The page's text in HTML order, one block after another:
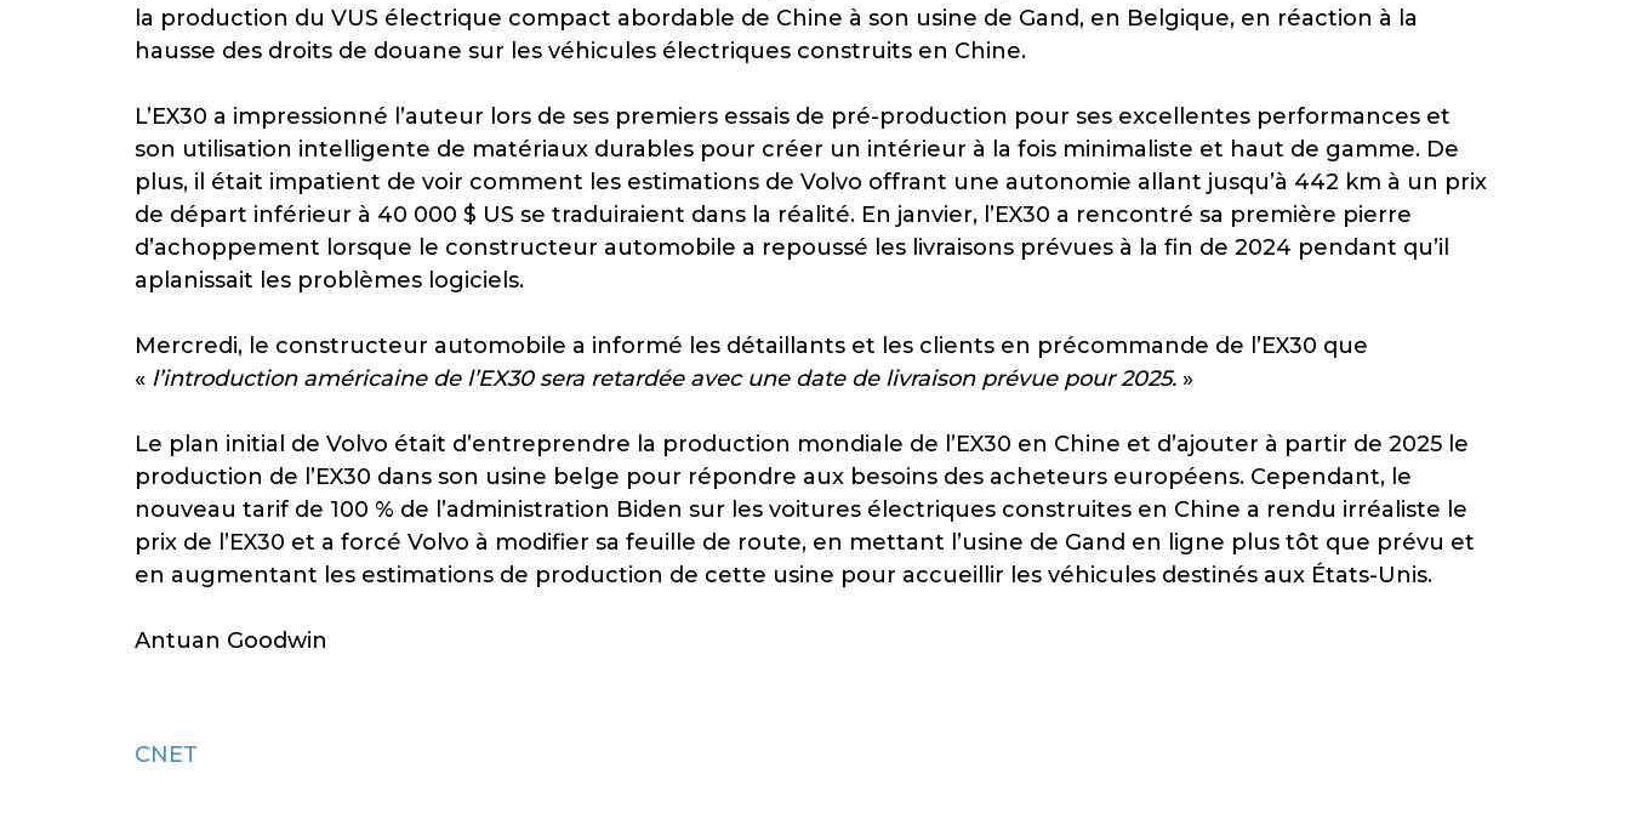
la production du VUS électrique compact abordable de Chine à son usine de Gand, en Belgique, en réaction à la
hausse des droits de douane sur les véhicules électriques construits en Chine.
L’EX30 a impressionné l’auteur lors de ses premiers essais de pré-production pour ses excellentes performances et
son utilisation intelligente de matériaux durables pour créer un intérieur à la fois minimaliste et haut de gamme. De
plus, il était impatient de voir comment les estimations de Volvo offrant une autonomie allant jusqu’à 442 km à un prix
de départ inférieur à 40 000 $ US se traduiraient dans la réalité. En janvier, l’EX30 a rencontré sa première pierre
d’achoppement lorsque le constructeur automobile a repoussé les livraisons prévues à la fin de 2024 pendant qu’il
aplanissait les problèmes logiciels.
Mercredi, le constructeur automobile a informé les détaillants et les clients en précommande de l’EX30 que
« l’introduction américaine de l’EX30 sera retardée avec une date de livraison prévue pour 2025. »
Le plan initial de Volvo était d’entreprendre la production mondiale de l’EX30 en Chine et d’ajouter à partir de 2025 le
production de l’EX30 dans son usine belge pour répondre aux besoins des acheteurs européens. Cependant, le
nouveau tarif de 100 % de l’administration Biden sur les voitures électriques construites en Chine a rendu irréaliste le
prix de l’EX30 et a forcé Volvo à modifier sa feuille de route, en mettant l’usine de Gand en ligne plus tôt que prévu et
en augmentant les estimations de production de cette usine pour accueillir les véhicules destinés aux États-Unis.
Antuan Goodwin
CNET